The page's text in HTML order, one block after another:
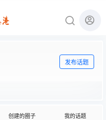
发布话题
创建的圈子 我的话题